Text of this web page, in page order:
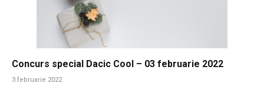
Concurs special Dacic Cool – 03 februarie 2022
3 februarie 2022